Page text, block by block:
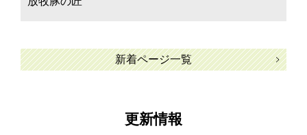
新着ページ一覧
更新情報